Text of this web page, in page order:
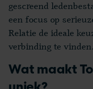
gescreend
een focus op
Relatie de ideale
verbinding te vinden.
Wat maakt